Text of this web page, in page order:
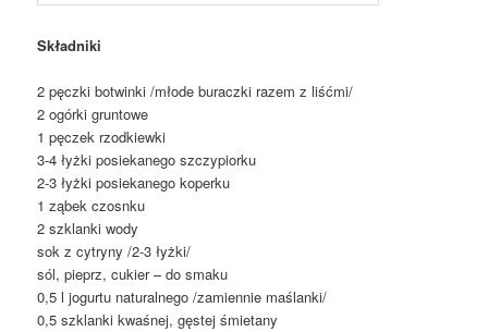
Składniki
2 pęczki botwinki /młode buraczki razem z liśćmi/
2 ogórki gruntowe
1 pęczek rzodkiewki
3-4 łyżki posiekanego szczypiorku
2-3 łyżki posiekanego koperku
1 ząbek czosnku
2 szklanki wody
sok z cytryny /2-3 łyżki/
sól, pieprz, cukier – do smaku
0,5 l jogurtu naturalnego /zamiennie maślanki/
0,5 szklanki kwaśnej, gęstej śmietany